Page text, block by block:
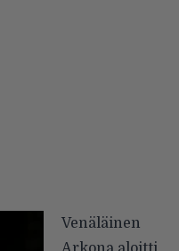
Venäläinen